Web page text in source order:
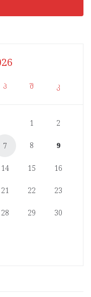
პ შ კ
1 2
7 8 9
14 15 16
21 22 23
28 29 30